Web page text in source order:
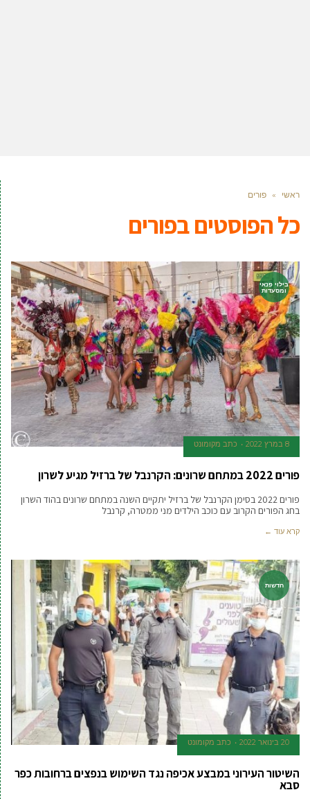
ראשי » פורים
כל הפוסטים בפורים
בילוי פנאי
ומסעדות
8 במרץ 2022 כתב מקומונט
פורים 2022 במתחם שרונים: הקרנבל של ברזיל מגיע לשרון
פורים 2022 בסימן הקרנבל של ברזיל יתקיים השנה במתחם שרונים בהוד השרון
בחג הפורים הקרוב עם כוכב הילדים מני ממטרה, קרנבל
קרא עוד ←
חדשות
20 בינואר 2022 כתב מקומונט
השיטור העירוני במבצע אכיפה נגד השימוש בנפצים ברחובות כפר
סבא